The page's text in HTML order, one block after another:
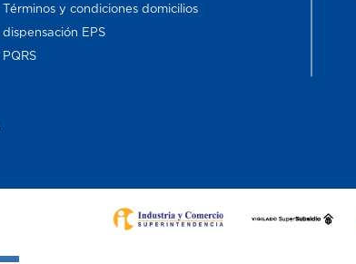
Términos y condiciones domicilios
dispensación EPS
PQRS